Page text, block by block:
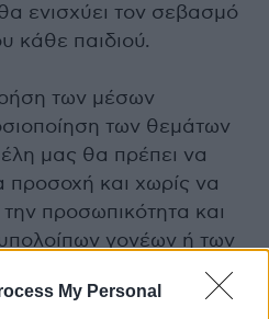
My Personal
ενισχύει τον σεβασμό
κάθε παιδιού.
των μέσων
των θεμάτων
μας θα πρέπει να
προσοχή και χωρίς να
την προσωπικότητα και
γονέων ή των
Η δημοσιότητα που
θέματα δεν ωφελεί το